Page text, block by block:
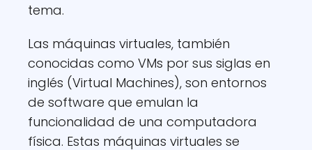
tema.
Las máquinas virtuales, también
conocidas como VMs por sus siglas en
inglés (Virtual Machines), son entornos
de software que emulan la
funcionalidad de una computadora
física. Estas máquinas virtuales se